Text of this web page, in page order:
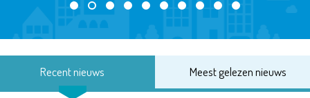
Recent nieuws Meest gelezen nieuws